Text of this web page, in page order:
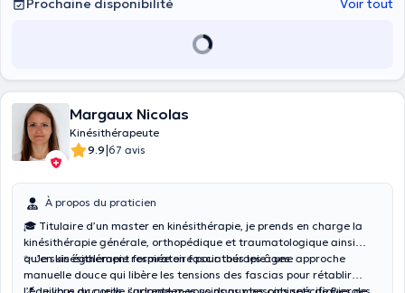
Prochaine disponibilité Voir tout
Margaux Nicolas
Kinésithérapeute
9.9|67 avis
À propos du praticien
🎓 Titulaire d’un master en kinésithérapie, je prends en charge la
kinésithérapie générale, orthopédique et traumatologique ainsi
qu’en kinésithérapie respiratoire pour tous les âges.
✨ Je suis également formée en fasciathérapie : une approche
manuelle douce qui libère les tensions des fascias pour rétablir